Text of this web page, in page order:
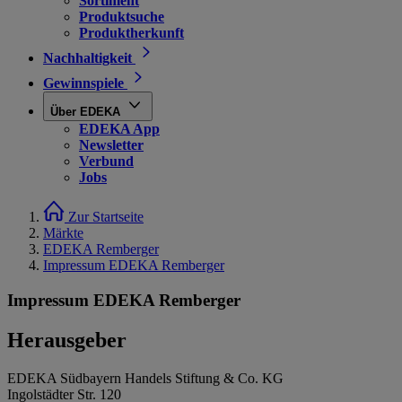
Produktsuche
Produktherkunft
Nachhaltigkeit
Gewinnspiele
Über EDEKA
EDEKA App
Newsletter
Verbund
Jobs
Zur Startseite
Märkte
EDEKA Remberger
Impressum EDEKA Remberger
Impressum EDEKA Remberger
Herausgeber
EDEKA Südbayern Handels Stiftung & Co. KG
Ingolstädter Str. 120